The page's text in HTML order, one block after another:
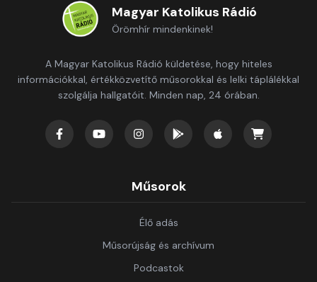
Magyar Katolikus Rádió
Örömhír mindenkinek!
A Magyar Katolikus Rádió küldetése, hogy hiteles
információkkal, értékközvetítő műsorokkal és lelki táplálékkal
szolgálja hallgatóit. Minden nap, 24 órában.
Műsorok
Élő adás
Műsorújság és archívum
Podcastok